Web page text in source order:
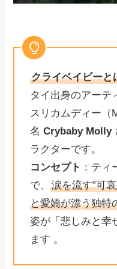
クライベイビーと
タイ出身のアーテ
スリカムディー（
名 Crybaby Molly
ラクターです。
コンセプト ：テ
で、
涙を流す”可
と愛嬌が漂う独特
姿が「悲しみと幸
ます 。